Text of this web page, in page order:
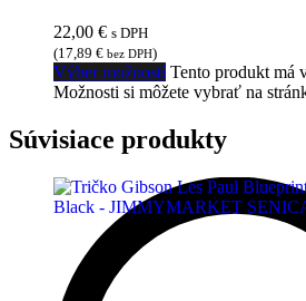
22,00 € s DPH
(17,89 € bez DPH)
Výber možností Tento produkt má
Možnosti si môžete vybrať na
Súvisiace produkty